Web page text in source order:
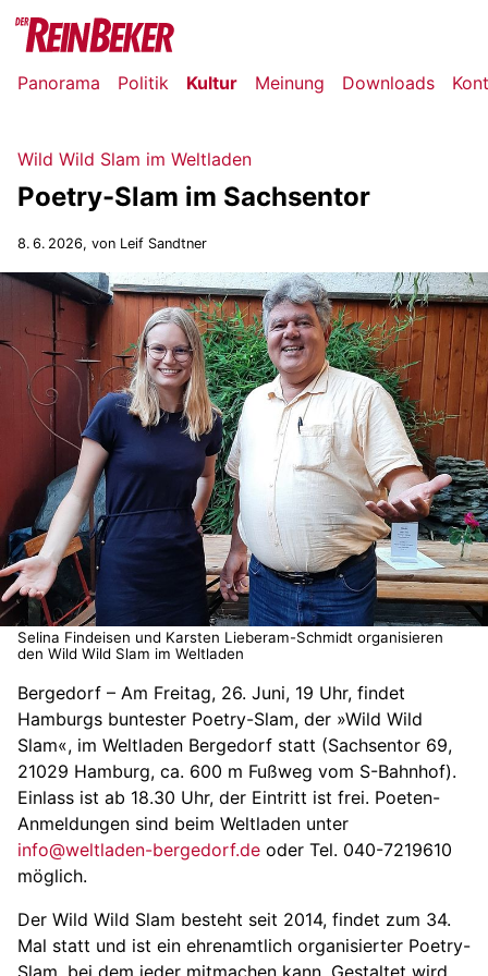
Panorama Politik Kultur Meinung Downloads
Wild Wild Slam im Weltladen
Poetry-Slam im Sachsentor
8. 6. 2026, von Leif Sandtner
Selina Findeisen und Karsten Lieberam-Schmidt organisieren
den Wild Wild Slam im Weltladen
Bergedorf – Am Freitag, 26. Juni, 19 Uhr, findet
Hamburgs buntester Poetry-Slam, der »Wild Wild
Slam«, im Weltladen Bergedorf statt (Sachsentor 69,
21029 Hamburg, ca. 600 m Fußweg vom S-Bahnhof).
Einlass ist ab 18.30 Uhr, der Eintritt ist frei. Poeten-
Anmeldungen sind beim Weltladen unter
info@weltladen-bergedorf.de oder Tel. 040-7219610
möglich.
Der Wild Wild Slam besteht seit 2014, findet zum 34.
Mal statt und ist ein ehrenamtlich organisierter Poetry-